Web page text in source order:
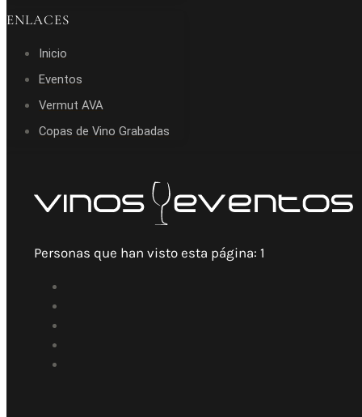
ENLACES
Inicio
Eventos
Vermut AVA
Copas de Vino Grabadas
Personas que han visto esta página: 1